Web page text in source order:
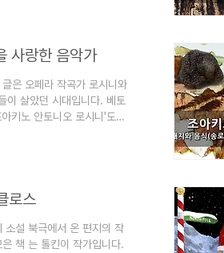
문에 힘든 삶을 살았던 한
사랑한 음악가
은 오페라 작곡가 로시니와
이 살았던 시대입니다. 베토
키노 안토니오 로시니'도
있었으니... 돼지를 키우
로스
소설 북극에서 온 편지의 작
책 는 톨킨이 작가입니다.